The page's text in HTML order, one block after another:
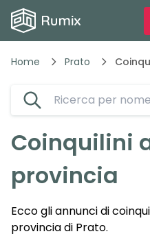
Home Prato
Coinquilini
provincia
Ecco gli annunci di
provincia di Prato.